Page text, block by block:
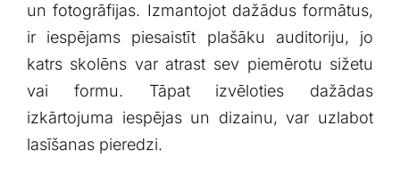
un fotogrāfijas. ​Izmantojot ⁢dažādus formātus,
ir iespējams piesaistīt plašāku auditoriju, ​jo
katrs⁤ skolēns var ‌atrast sev⁣ piemērotu sižetu
vai formu. Tāpat izvēloties dažādas
izkārtojuma iespējas un dizainu, var uzlabot
lasīšanas pieredzi.